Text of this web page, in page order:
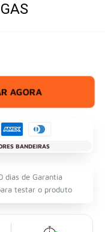
AGORA
BANDEIRAS
dias de Garantia
testar o produto